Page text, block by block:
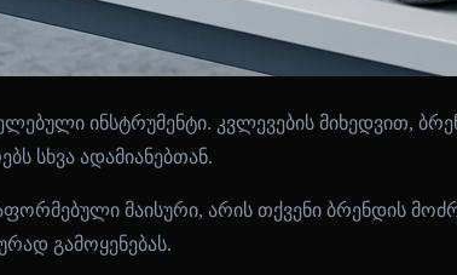
ინსტრუმენტი. კვლევების მიხედვით,
სხვა ადამიანებთან.
მაისური, არის თქვენი ბრენდის
გამოყენებას.